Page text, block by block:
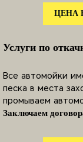
ЦЕНА
Услуги по
Все автомойки
песка в места
промываем
Заключаем